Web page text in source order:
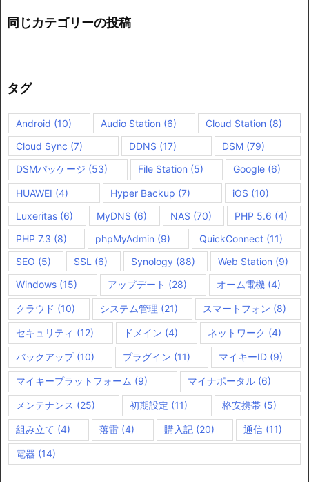
同じカテゴリーの投稿
タグ
Android (10) Audio Station (6) Cloud Station (8)
Cloud Sync (7) DDNS (17) DSM (79)
DSMパッケージ (53) File Station (5) Google (6)
HUAWEI (4) Hyper Backup (7) iOS (10)
Luxeritas (6) MyDNS (6) NAS (70) PHP 5.6 (4)
PHP 7.3 (8) phpMyAdmin (9) QuickConnect(11)
SEO (5) SSL (6) Synology (88) Web Station (9)
Windows (15) アップデート (28) オーム電機 (4)
クラウド (10) システム管理 (21) スマートフォン (8)
セキュリティ (12) ドメイン (4) ネットワーク (4)
バックアップ(10) プラグイン (11) マイキーID (9)
マイキープラットフォーム (9) マイナポータル (6)
メンテナンス (25) 初期設定 (11) 格安携帯 (5)
組み立て (4) 落雷 (4) 購入記(20) 通信(11)
電器 (14)